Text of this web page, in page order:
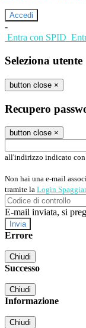
-
Entra con SPID
Seleziona utente
button close ×
Recupero
button close ×
all'indirizzo indicato con
Non hai una e-mail
tramite la Login
E-mail inviata, si
Errore
Chiudi
Successo
Chiudi
Informazione
Chiudi